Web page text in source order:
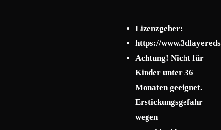
Lizenzgeber:
https://
Achtung! Nicht für
Kinder unter 36
Monaten geeignet.
Erstickungsgefahr
wegen